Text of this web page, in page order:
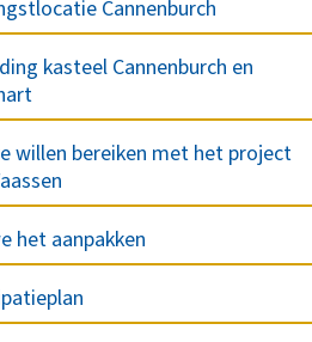
Cannenburch
kasteel Cannenburch en
willen bereiken met het project
het aanpakken